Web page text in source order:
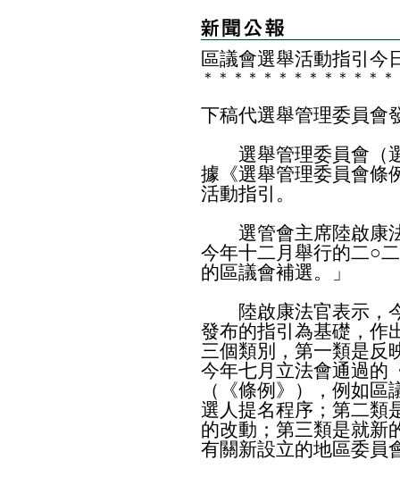
區議會選舉活動指引今
＊ ＊ ＊ ＊ ＊ ＊ ＊ ＊ ＊ ＊ ＊ ＊ ＊
下稿代選舉管理委員會
選舉管理委員會（選
據《選舉管理委員會條
活動指引。
選管會主席陸啟康法
今年十二月舉行的二○
的區議會補選。」
陸啟康法官表示，今
發布的指引為基礎，作
三個類別，第一類是反
今年七月立法會通過的
（《條例》），例如
選人提名程序；第二類
的改動；第三類是就新
有關新設立的地區委員